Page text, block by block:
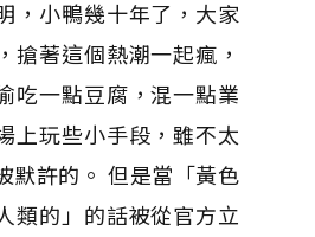
，小鴨幾十年了，大家
搶著這個熱潮一起瘋，
吃一點豆腐，混一點業
上玩些小手段，雖不太
默許的。 但是當「黃色
類的」的話被從官方立